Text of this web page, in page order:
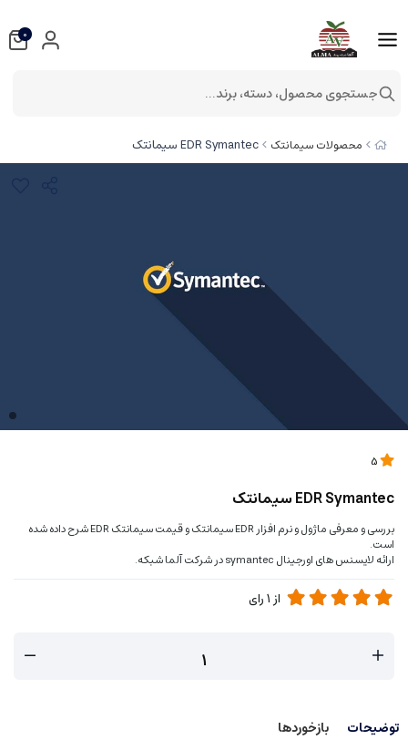
محصولات سیمانتک EDR Symantec سیمانتک
EDR Symantec سیمانتک
بررسی و معرفی ماژول و نرم افزار EDR سیمانتک و قیمت سیمانتک EDR شرح داده شده
است.
ارائه لایسنس های اورجینال symantec در شرکت آلما شبکه.
از1رای
توضیحات بازخوردها
0
جستجوی محصول، دسته، برند...